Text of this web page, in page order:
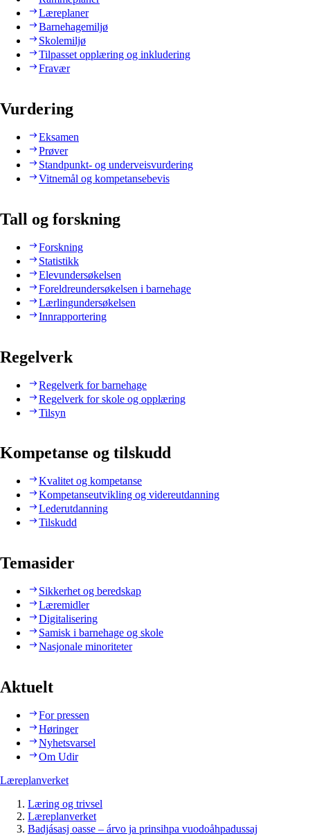
Læreplaner
Barnehagemiljø
Skolemiljø
Tilpasset opplæring og inkludering
Fravær
Vurdering
Eksamen
Prøver
Standpunkt- og underveisvurdering
Vitnemål og kompetansebevis
Tall og forskning
Forskning
Statistikk
Elevundersøkelsen
Foreldreundersøkelsen i barnehage
Lærlingundersøkelsen
Innrapportering
Regelverk
Regelverk for barnehage
Regelverk for skole og opplæring
Tilsyn
Kompetanse og tilskudd
Kvalitet og kompetanse
Kompetanseutvikling og videreutdanning
Lederutdanning
Tilskudd
Temasider
Sikkerhet og beredskap
Læremidler
Digitalisering
Samisk i barnehage og skole
Nasjonale minoriteter
Aktuelt
For pressen
Høringer
Nyhetsvarsel
Om Udir
Læreplanverket
Læring og trivsel
Læreplanverket
Badjásasj oasse – árvo ja prinsihpa vuodoåhpadussaj